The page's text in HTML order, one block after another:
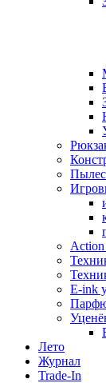
Action
E-ink
Лето
Журнал
Trade-In